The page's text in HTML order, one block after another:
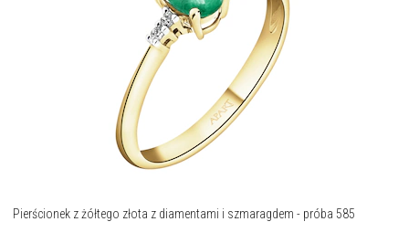
Pierścionek z żółtego złota z diamentami i szmaragdem - próba 585